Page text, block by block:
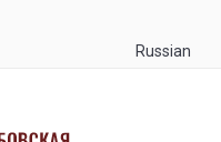
Russian